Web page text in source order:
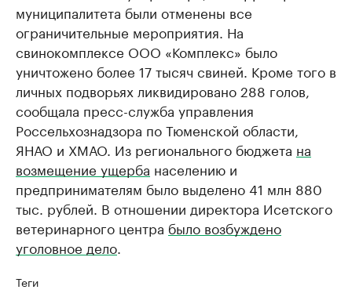
муниципалитета были отменены все
ограничительные мероприятия. На
свинокомплексе ООО «Комплекс» было
уничтожено более 17 тысяч свиней. Кроме того в
личных подворьях ликвидировано 288 голов,
сообщала пресс-служба управления
Россельхознадзора по Тюменской области,
ЯНАО и ХМАО. Из регионального бюджета на
возмещение ущерба населению и
предпринимателям было выделено 41 млн 880
тыс. рублей. В отношении директора Исетского
ветеринарного центра было возбуждено
уголовное дело
Теги